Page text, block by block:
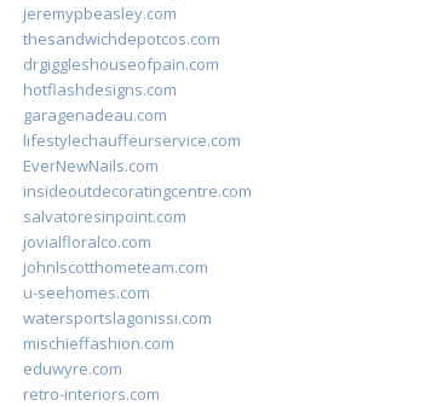
jeremypbeasley.com
thesandwichdepotcos.com
drgiggleshouseofpain.com
hotflashdesigns.com
garagenadeau.com
lifestylechauffeurservice.com
EverNewNails.com
insideoutdecoratingcentre.com
salvatoresinpoint.com
jovialfloralco.com
johnlscotthometeam.com
u-seehomes.com
watersportslagonissi.com
mischieffashion.com
eduwyre.com
retro-interiors.com